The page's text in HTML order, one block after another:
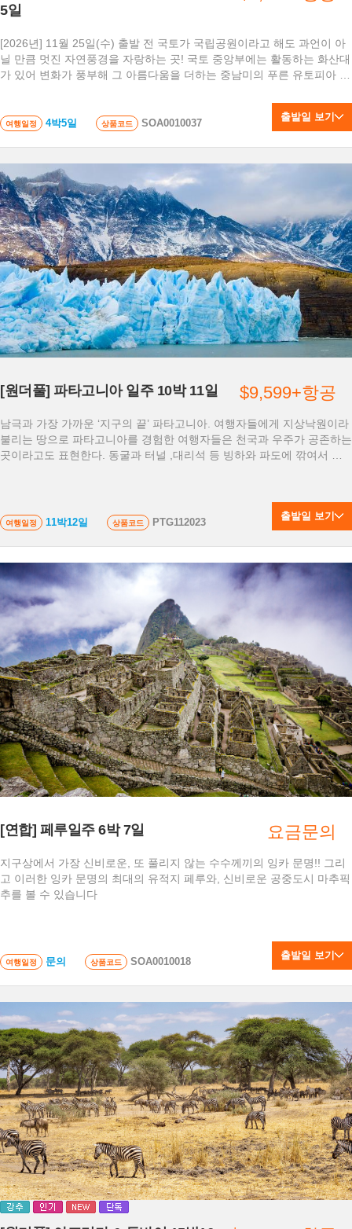
5일
[2026년] 11월 25일(수) 출발 전 국토가 국립공원이라고 해도 과언이 아
닐 만큼 멋진 자연풍경을 자랑하는 곳! 국토 중앙부에는 활동하는 화산대
가 있어 변화가 풍부해 그 아름다움을 더하는 중남미의 푸른 유토피아 코
여행일정 4박5일 상품코드 SOA0010037
출발일 보기
[원더풀] 파타고니아 일주 10박 11일
남극과 가장 가까운 ‘지구의 끝’ 파타고니아. 여행자들에게 지상낙원이라
불리는 땅으로 파타고니아를 경험한 여행자들은 천국과 우주가 공존하는
곳이라고도 표현한다. 동굴과 터널 ,대리석 등 빙하와 파도에 깎여서 형
여행일정 11박12일 상품코드 PTG112023
$9,599+항공
출발일 보기
[연합] 페루일주 6박 7일
지구상에서 가장 신비로운, 또 풀리지 않는 수수께끼의 잉카 문명!! 그리
고 이러한 잉카 문명의 최대의 유적지 페루와, 신비로운 공중도시 마추픽
추를 볼 수 있습니다
여행일정 문의 상품코드 SOA0010018
요금문의
출발일 보기